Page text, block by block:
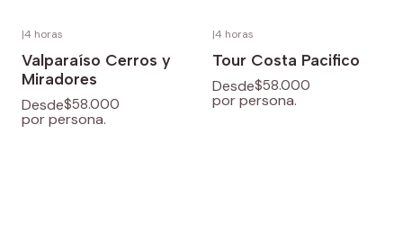
|4 horas
Valparaíso Cerros y
Miradores
Desde$58.000
por persona.
|4 horas
Tour Costa Pacifico
Desde$58.000
por persona.